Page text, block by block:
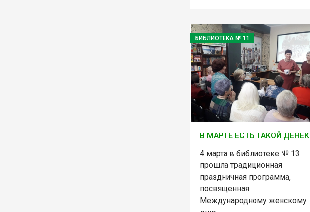
БИБЛИОТЕКА № 11
В МАРТЕ ЕСТЬ ТАКОЙ ДЕНЕК!
4 марта в библиотеке № 13
прошла традиционная
праздничная программа,
посвященная
Международному женскому